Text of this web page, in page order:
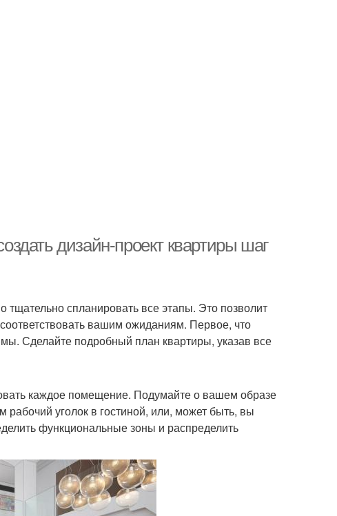
дизайн-проект квартиры шаг
спланировать все этапы. Это позволит
вашим ожиданиям. Первое, что
Сделайте подробный план квартиры, указав все
каждое помещение. Подумайте о вашем образе
уголок в гостиной, или, может быть, вы
функциональные зоны и распределить